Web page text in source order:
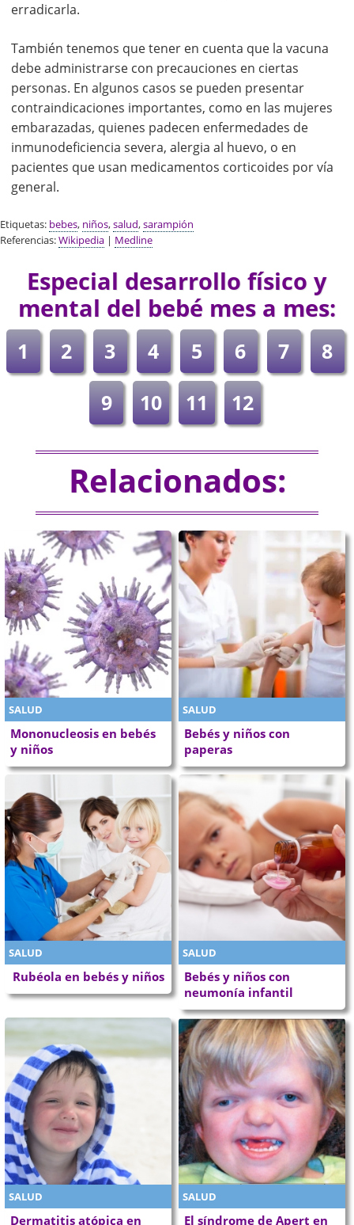
erradicarla.
También tenemos que tener en cuenta que la vacuna
debe administrarse con precauciones en ciertas
personas. En algunos casos se pueden presentar
contraindicaciones importantes, como en las mujeres
embarazadas, quienes padecen enfermedades de
inmunodeficiencia severa, alergia al huevo, o en
pacientes que usan medicamentos corticoides por vía
general.
Etiquetas: bebes, niños,salud,sarampión
Referencias:Wikipedia | Medline
Especial desarrollo físico y
mental del bebé mes a mes:
1 2 3 4 5 6 7
8
9
10 11 12
Relacionados:
SALUD
Mononucleosis en bebés
y niños
SALUD
Bebés y niños con
paperas
SALUD
Rubéola en bebés y niños
SALUD
Bebés y niños con
neumonía infantil
SALUD
Dermatitis atópica en
SALUD
El síndrome de Apert en